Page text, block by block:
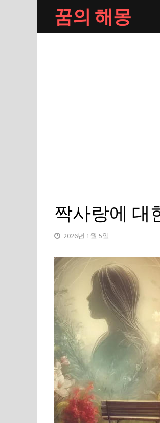
content
꿈의 해몽
짝사랑에 대
2026년 1월 5일